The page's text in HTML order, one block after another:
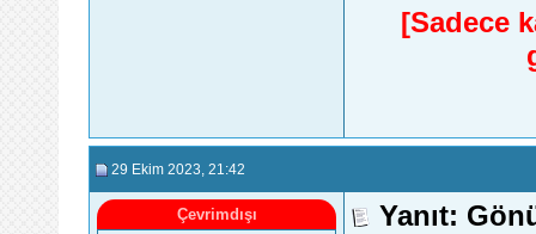
[Sadece
29 Ekim 2023 , 21:42
Çevrimdışı Yanıt: